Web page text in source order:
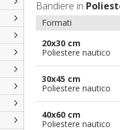
Bandiere in
Formati
20x30 cm
Poliestere nautico
30x45 cm
Poliestere nautico
40x60 cm
Poliestere nautico